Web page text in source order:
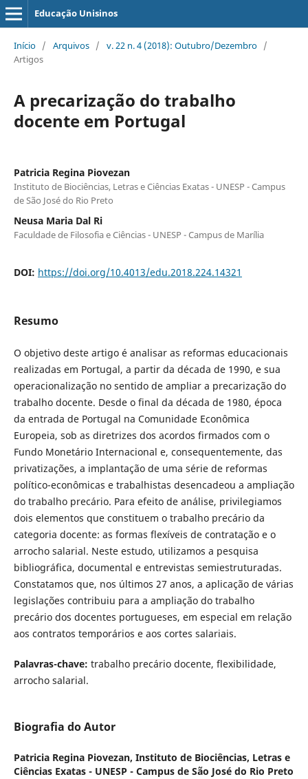
Educação Unisinos
Início / Arquivos / v. 22 n. 4 (2018): Outubro/Dezembro /
Artigos
A precarização do trabalho
docente em Portugal
Patricia Regina Piovezan
Instituto de Biociências, Letras e Ciências Exatas - UNESP - Campus
de São José do Rio Preto
Neusa Maria Dal Ri
Faculdade de Filosofia e Ciências - UNESP - Campus de Marília
DOI: https://doi.org/10.4013/edu.2018.224.14321
Resumo
O objetivo deste artigo é analisar as reformas educacionais
realizadas em Portugal, a partir da década de 1990, e sua
operacionalização no sentido de ampliar a precarização do
trabalho docente. Desde o final da década de 1980, época
da entrada de Portugal na Comunidade Econômica
Europeia, sob as diretrizes dos acordos firmados com o
Fundo Monetário Internacional e, consequentemente, das
privatizações, a implantação de uma série de reformas
político-econômicas e trabalhistas desencadeou a ampliação
do trabalho precário. Para efeito de análise, privilegiamos
dois elementos que constituem o trabalho precário da
categoria docente: as formas flexíveis de contratação e o
arrocho salarial. Neste estudo, utilizamos a pesquisa
bibliográfica, documental e entrevistas semiestruturadas.
Constatamos que, nos últimos 27 anos, a aplicação de várias
legislações contribuiu para a ampliação do trabalho
precário dos docentes portugueses, em especial em relação
aos contratos temporários e aos cortes salariais.
Palavras-chave: trabalho precário docente, flexibilidade,
arrocho salarial.
Biografia do Autor
Patricia Regina Piovezan, Instituto de Biociências, Letras e
Ciências Exatas - UNESP - Campus de São José do Rio Preto